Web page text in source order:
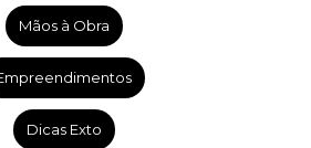
Mãos à Obra
Dicas Exto